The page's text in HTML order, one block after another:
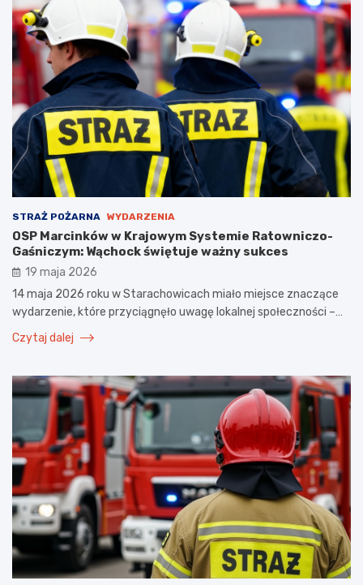
STRAŻ POŻARNA WYDARZENIA
OSP Marcinków w Krajowym Systemie Ratowniczo-
Gaśniczym: Wąchock świętuje ważny sukces
19 maja 2026
14 maja 2026 roku w Starachowicach miało miejsce znaczące
wydarzenie, które przyciągnęło uwagę lokalnej społeczności –…
Czytaj dalej